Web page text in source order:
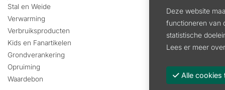
Stal en Weide
Verwarming
Verbruiksproducten
Kids en Fanartikelen
Grondverankering
Opruiming
Waardebon
700
Artikel:
638.94
Deze website
functioneren van
statistische
Lees er meer
Alle